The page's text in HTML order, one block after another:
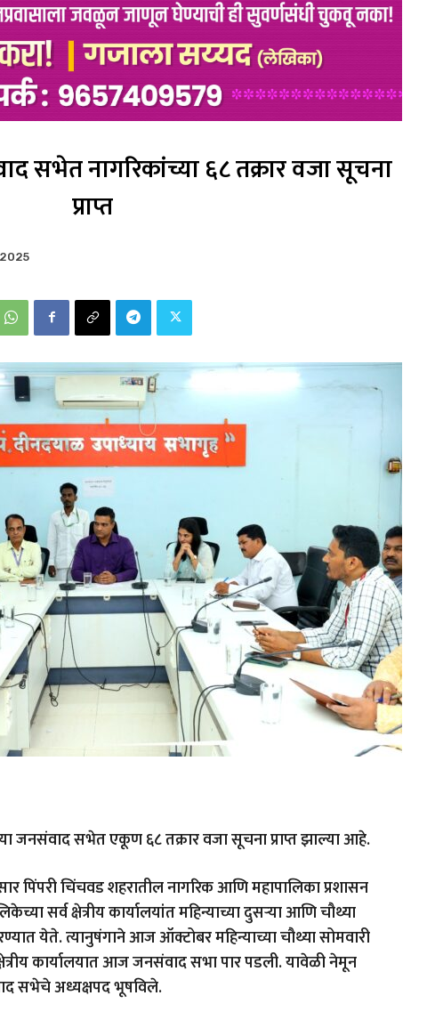
सभेत नागरिकांच्या ६८ तक्रार वजा सूचना
प्राप्त
जनसंवाद सभेत एकूण ६८ तक्रार वजा सूचना प्राप्त झाल्या आहे.
पिंपरी चिंचवड शहरातील नागरिक आणि महापालिका प्रशासन
सर्व क्षेत्रीय कार्यालयांत महिन्याच्या दुसऱ्या आणि चौथ्या
येते. त्यानुषंगाने आज ऑक्टोबर महिन्याच्या चौथ्या सोमवारी
कार्यालयात आज जनसंवाद सभा पार पडली. यावेळी नेमून
सभेचे अध्यक्षपद भूषविले.